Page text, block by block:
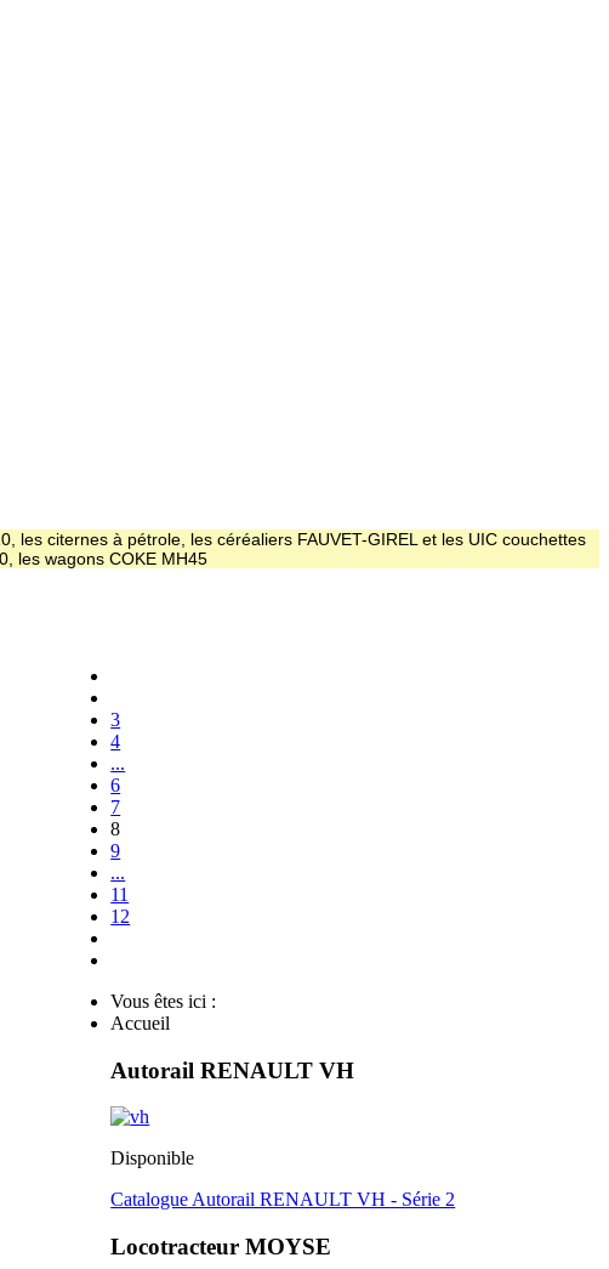
les citernes à pétrole, les céréaliers FAUVET-GIREL et les UIC couchettes
les wagons COKE MH45
3
4
...
6
7
8
9
...
11
12
Vous êtes ici :
Accueil
Autorail RENAULT VH
Disponible
Catalogue Autorail RENAULT VH - Série 2
Locotracteur MOYSE